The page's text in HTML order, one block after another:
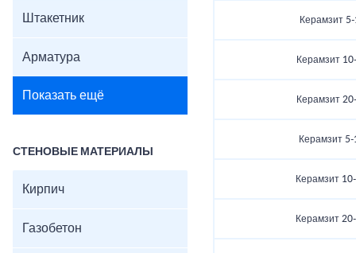
Штакетник
Арматура
Показать ещё
СТЕНОВЫЕ МАТЕРИАЛЫ
Кирпич
Газобетон
Керамзит
Керамзит
Керамзит
Керамзит 5-
Керамзит
Керамзит